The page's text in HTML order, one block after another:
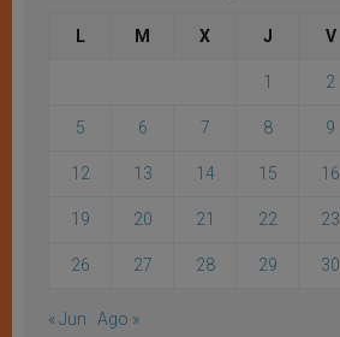
L M X J V
1 2
5 6 7 8 9
12 13 14 15 16
19 20 21 22 23
26 27 28 29 30
« Jun Ago »